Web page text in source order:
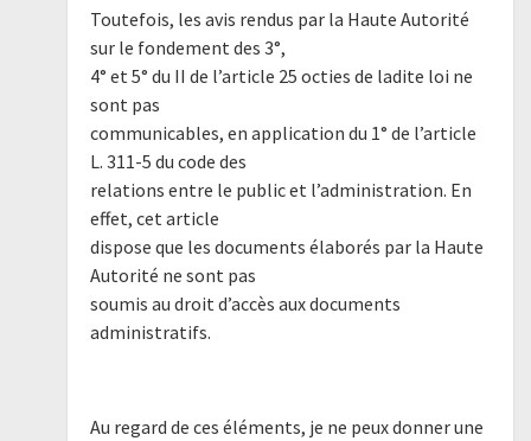
Toutefois, les avis rendus par la Haute Autorité
sur le fondement des 3°,
4° et 5° du II de l’article 25 octies de ladite loi ne
sont pas
communicables, en application du 1° de l’article
L. 311-5 du code des
relations entre le public et l’administration. En
effet, cet article
dispose que les documents élaborés par la Haute
Autorité ne sont pas
soumis au droit d’accès aux documents
administratifs.
Au regard de ces éléments, je ne peux donner une